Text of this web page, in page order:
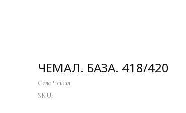
ЧЕМАЛ. БАЗА. 418/420
Село Чемал
SKU: